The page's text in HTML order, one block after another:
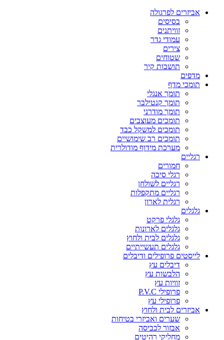
אביזרים לפרגולה
בסיסים
זוויתנים
עמודי גדר
צירים
שטוחים
תושבות קיר
מדפים
תומכי מדף
תומך אנגלי
תומך קנטילבר
תומך מודרני
תומכים מעוצבים
תומכים למשקל כבד
תומכים רב שימושיים
מערכת מידוף מודולרית
רגליים
חמורים
רגלי סיכה
רגליים לשולחן
רגליים מתקפלות
רגלית לארון
גלגלים
גלגלי פרקט
גלגלים לארונות
גלגלים לבית ולחוץ
גלגלים תעשייתיים
לייסטים פרופילים ודיבלים
דיבלים עץ
הלבשות עץ
זוויות עץ
פרופילי P.V.C
פרופילי עץ
אביזרים לבית ולחוץ
שערים ואביזרי בטיחות
אבזור לכביסה
מחליקי רהיטים